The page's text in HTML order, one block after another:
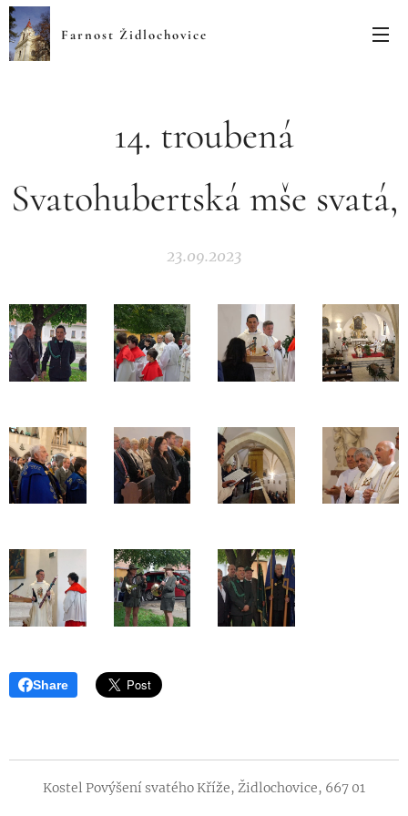
Farnost Židlochovice
14. troubená
Svatohubertská mše svatá,
23.09.2023
Share
Kostel Povýšení svatého Kříže, Židlochovice, 667 01